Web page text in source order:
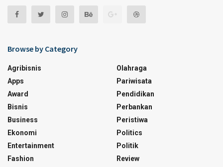
Browse by Category
Agribisnis
Apps
Award
Bisnis
Business
Ekonomi
Entertainment
Fashion
Olahraga
Pariwisata
Pendidikan
Perbankan
Peristiwa
Politics
Politik
Review